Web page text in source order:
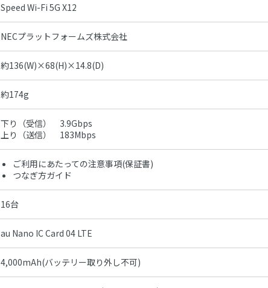
Speed Wi-Fi 5G X12
NECプラットフォームズ株式会社
約136(W)×68(H)×14.8(D)
約174g
下り（受信） 3.9Gbps
上り（送信） 183Mbps
ご利用にあたっての注意事項(保証書)
つなぎ方ガイド
16台
au Nano IC Card 04 LTE
4,000mAh(バッテリー取り外し不可)